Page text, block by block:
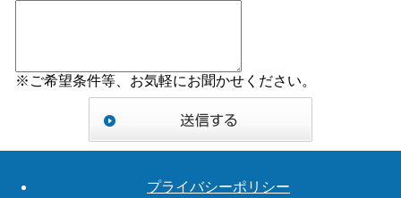
※ご希望条件等、お気軽にお聞かせください。
プライバシーポリシー